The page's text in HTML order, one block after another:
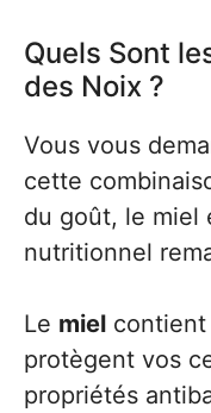
Quels Sont
des Noix ?
Vous vous
cette
du goût, le miel
nutritionnel
Le miel
protègent vos
propriétés